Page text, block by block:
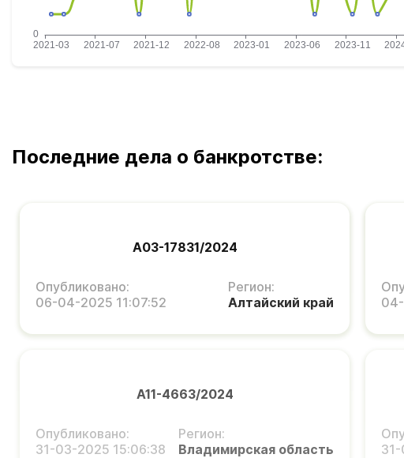
Последние дела о банкротстве:
А03-17831/2024
Опубликовано:
06-04-2025 11:07:52
Регион:
Алтайский край
А11-4663/2024
Опубликовано:
31-03-2025 15:06:38
Регион:
Владимирская область